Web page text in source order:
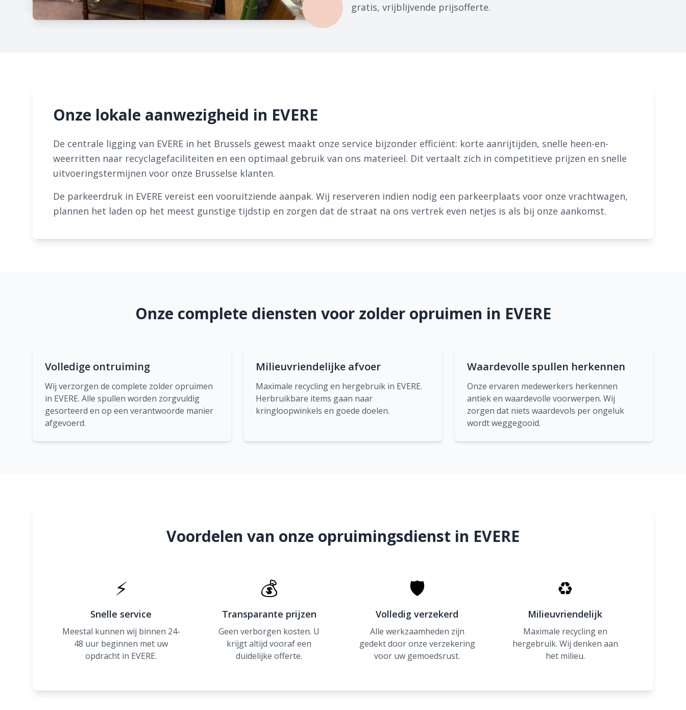
gratis, vrijblijvende prijsofferte.
Onze lokale aanwezigheid in EVERE
De centrale ligging van EVERE in het Brussels gewest maakt onze service bijzonder efficiënt: korte aanrijtijden, snelle heen-en-
weerritten naar recyclagefaciliteiten en een optimaal gebruik van ons materieel. Dit vertaalt zich in competitieve prijzen en snelle
uitvoeringstermijnen voor onze Brusselse klanten.
De parkeerdruk in EVERE vereist een vooruitziende aanpak. Wij reserveren indien nodig een parkeerplaats voor onze vrachtwagen,
plannen het laden op het meest gunstige tijdstip en zorgen dat de straat na ons vertrek even netjes is als bij onze aankomst.
Onze complete diensten voor zolder opruimen in EVERE
Volledige ontruiming
Wij verzorgen de complete zolder opruimen
in EVERE. Alle spullen worden zorgvuldig
gesorteerd en op een verantwoorde manier
afgevoerd.
Milieuvriendelijke afvoer
Maximale recycling en hergebruik in EVERE.
Herbruikbare items gaan naar
kringloopwinkels en goede doelen.
Waardevolle spullen herkennen
Onze ervaren medewerkers herkennen
antiek en waardevolle voorwerpen. Wij
zorgen dat niets waardevols per ongeluk
wordt weggegooid.
Voordelen van onze opruimingsdienst in EVERE
⚡
Snelle service
Meestal kunnen wij binnen 24-
48 uur beginnen met uw
opdracht in EVERE.
💰
Transparante prijzen
Geen verborgen kosten. U
krijgt altijd vooraf een
duidelijke offerte.
🛡
Volledig verzekerd
Alle werkzaamheden zijn
gedekt door onze verzekering
voor uw gemoedsrust.
♻
Milieuvriendelijk
Maximale recycling en
hergebruik. Wij denken aan
het milieu.